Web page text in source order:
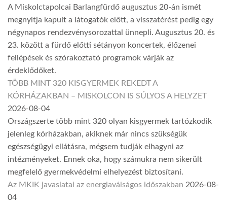
A Miskolctapolcai Barlangfürdő augusztus 20-án ismét
megnyitja kapuit a látogatók előtt, a visszatérést pedig egy
négynapos rendezvénysorozattal ünnepli. Augusztus 20. és
23. között a fürdő előtti sétányon koncertek, élőzenei
fellépések és szórakoztató programok várják az
érdeklődőket.
TÖBB MINT 320 KISGYERMEK REKEDT A
KÓRHÁZAKBAN – MISKOLCON IS SÚLYOS A HELYZET
2026-08-04
Országszerte több mint 320 olyan kisgyermek tartózkodik
jelenleg kórházakban, akiknek már nincs szükségük
egészségügyi ellátásra, mégsem tudják elhagyni az
intézményeket. Ennek oka, hogy számukra nem sikerült
megfelelő gyermekvédelmi elhelyezést biztosítani.
Az MKIK javaslatai az energiaválságos időszakban 2026-08-
04